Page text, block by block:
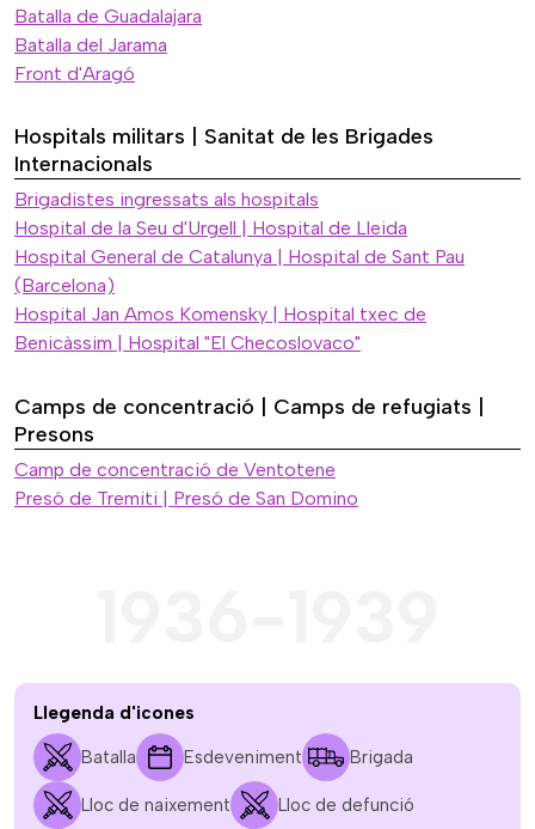
Batalla de Guadalajara
Batalla del Jarama
Front d'Aragó
Hospitals militars | Sanitat de les Brigades
Internacionals
Brigadistes ingressats als hospitals
Hospital de la Seu d'Urgell | Hospital de Lleida
Hospital General de Catalunya | Hospital de Sant Pau
(Barcelona)
Hospital Jan Amos Komensky | Hospital txec de
Benicàssim | Hospital "El Checoslovaco"
Camps de concentració | Camps de refugiats |
Presons
Camp de concentració de Ventotene
Presó de Tremiti | Presó de San Domino
Llegenda d'icones
Batalla Esdeveniment Brigada
Lloc de naixement Lloc de defunció